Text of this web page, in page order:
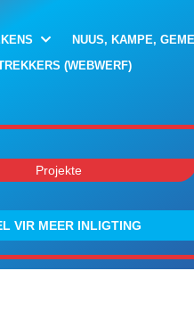
NUUS, KAMPE,
(WEBWERF)
Projekte
VIR MEER INLIGTING